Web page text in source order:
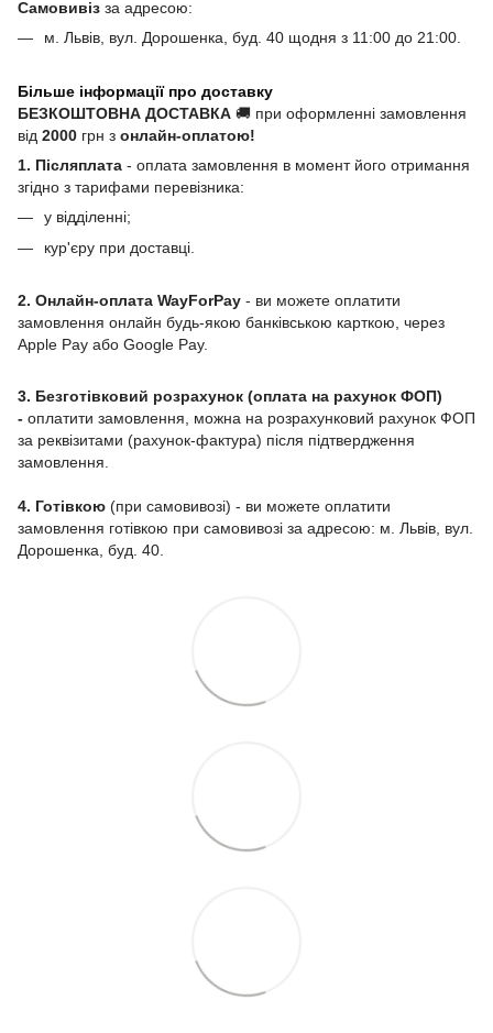
Самовивіз за адресою:
м. Львів, вул. Дорошенка, буд. 40 щодня з 11:00 до 21:00.
Більше інформації про доставку
БЕЗКОШТОВНА ДОСТАВКА 🚚 при оформленні замовлення
від 2000 грн з онлайн-оплатою!
1. Післяплата - оплата замовлення в момент його отримання
згідно з тарифами перевізника:
у відділенні;
кур'єру при доставці.
2. Онлайн-оплата WayForPay - ви можете оплатити
замовлення онлайн будь-якою банківською карткою, через
Apple Pay або Google Pay.
3. Безготівковий розрахунок (оплата на рахунок ФОП)
- оплатити замовлення, можна на розрахунковий рахунок ФОП
за реквізитами (рахунок-фактура) після підтвердження
замовлення.
4. Готівкою (при самовивозі) - ви можете оплатити
замовлення готівкою при самовивозі за адресою: м. Львів, вул.
Дорошенка, буд. 40.